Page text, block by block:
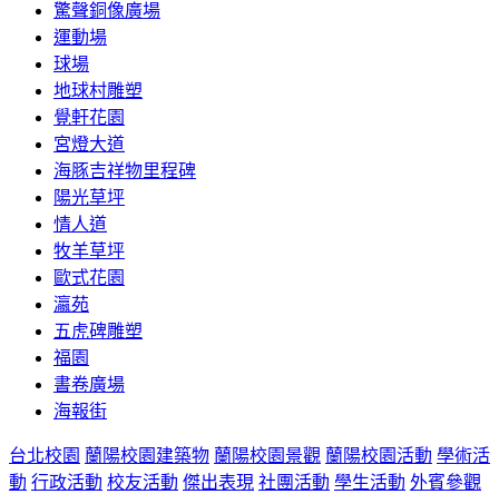
驚聲銅像廣場
運動場
球場
地球村雕塑
覺軒花園
宮燈大道
海豚吉祥物里程碑
陽光草坪
情人道
牧羊草坪
歐式花園
瀛苑
五虎碑雕塑
福園
書卷廣場
海報街
台北校園 蘭陽校園建築物 蘭陽校園景觀 蘭陽校園活動 學術活
動 行政活動 校友活動 傑出表現 社團活動 學生活動 外賓參觀